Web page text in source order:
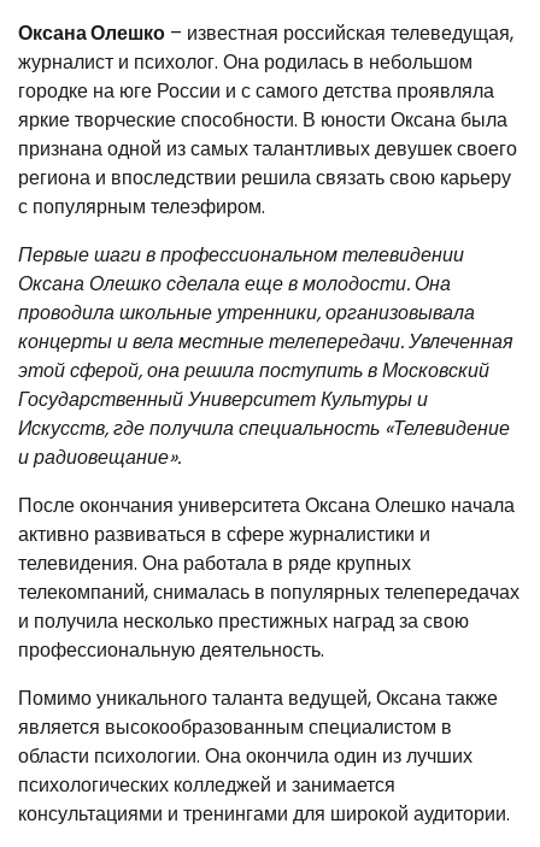
Оксана Олешко – известная российская телеведущая,
журналист и психолог. Она родилась в небольшом
городке на юге России и с самого детства проявляла
яркие творческие способности. В юности Оксана была
признана одной из самых талантливых девушек своего
региона и впоследствии решила связать свою карьеру
с популярным телеэфиром.
Первые шаги в профессиональном телевидении
Оксана Олешко сделала еще в молодости. Она
проводила школьные утренники, организовывала
концерты и вела местные телепередачи. Увлеченная
этой сферой, она решила поступить в Московский
Государственный Университет Культуры и
Искусств, где получила специальность «Телевидение
и радиовещание».
После окончания университета Оксана Олешко начала
активно развиваться в сфере журналистики и
телевидения. Она работала в ряде крупных
телекомпаний, снималась в популярных телепередачах
и получила несколько престижных наград за свою
профессиональную деятельность.
Помимо уникального таланта ведущей, Оксана также
является высокообразованным специалистом в
области психологии. Она окончила один из лучших
психологических колледжей и занимается
консультациями и тренингами для широкой аудитории.